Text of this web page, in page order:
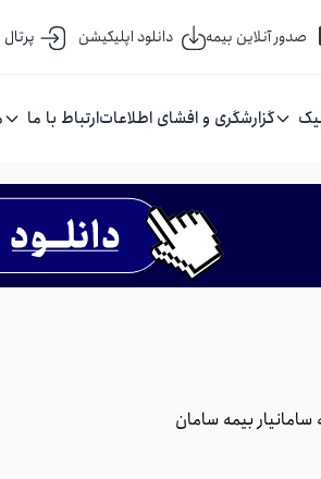
صدور آنلاین بیمه دانلود اپلیکیشن
گزارشگری و افشای اطلاعاتارتباط با ما